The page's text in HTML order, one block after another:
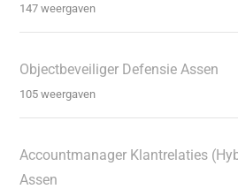
147 weergaven
Objectbeveiliger Defensie Assen
105 weergaven
Accountmanager Klantrelaties
Assen